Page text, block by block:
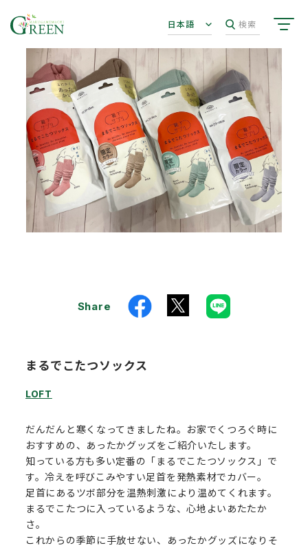
日本語 検索
Share
まるでこたつソックス
LOFT
だんだんと寒くなってきましたね。お家でくつろぐ時に
おすすめの、あったかグッズをご紹介いたします。
知っている方も多い定番の「まるでこたつソックス」で
す。冷えを呼びこみやすい足首を発熱素材でカバー。
足首にあるツボ部分を温熱刺激により温めてくれます。
まるでこたつに入っているような、心地よいあたたか
さ。
これからの季節に手放せない、あったかグッズになりそ